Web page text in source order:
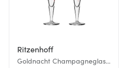
Ritzenhoff
Goldnacht Champagneglas